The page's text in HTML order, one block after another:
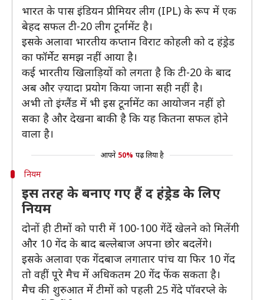
भारत के पास इंडियन प्रीमियर लीग (IPL) के रूप में एक
बेहद सफल टी-20 लीग टूर्नामेंट है।
इसके अलावा भारतीय कप्तान विराट कोहली को द हंड्रेड
का फॉर्मेट समझ नहीं आया है।
कई भारतीय खिलाड़ियों को लगता है कि टी-20 के बाद
अब और ज़्यादा प्रयोग किया जाना सही नहीं है।
अभी तो इंग्लैंड में भी इस टूर्नामेंट का आयोजन नहीं हो
सका है और देखना बाकी है कि यह कितना सफल होने
वाला है।
आपने 50% पढ़ लिया है
नियम
इस तरह के बनाए गए हैं द हंड्रेड के लिए
नियम
दोनों ही टीमों को पारी में 100-100 गेंदें खेलने को मिलेंगी
और 10 गेंद के बाद बल्लेबाज अपना छोर बदलेंगे।
इसके अलावा एक गेंदबाज लगातार पांच या फिर 10 गेंद
तो वहीं पूरे मैच में अधिकतम 20 गेंद फेंक सकता है।
मैच की शुरुआत में टीमों को पहली 25 गेंदे पॉवरप्ले के